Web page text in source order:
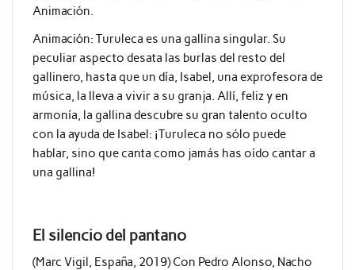
Animación.
Animación: Turuleca es una gallina singular. Su
peculiar aspecto desata las burlas del resto del
gallinero, hasta que un día, Isabel, una exprofesora de
música, la lleva a vivir a su granja. Allí, feliz y en
armonía, la gallina descubre su gran talento oculto
con la ayuda de Isabel: ¡Turuleca no sólo puede
hablar, sino que canta como jamás has oído cantar a
una gallina!
El silencio del pantano
(Marc Vigil, España, 2019) Con Pedro Alonso, Nacho